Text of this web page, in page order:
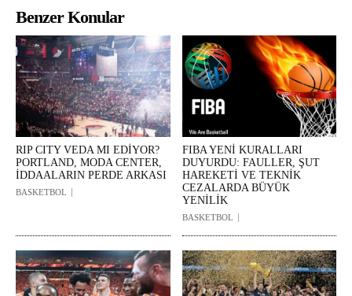
Benzer Konular
RIP CITY VEDA MI EDİYOR?
PORTLAND, MODA CENTER,
İDDAALARIN PERDE ARKASI
BASKETBOL
FIBA YENİ KURALLARI
DUYURDU: FAULLER, ŞUT
HAREKETİ VE TEKNİK
CEZALARDA BÜYÜK
YENİLİK
BASKETBOL